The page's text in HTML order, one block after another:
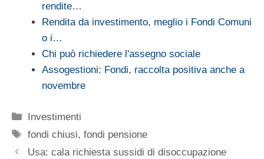
rendite…
Rendita da investimento, meglio i Fondi Comuni
o i…
Chi può richiedere l'assegno sociale
Assogestioni: Fondi, raccolta positiva anche a
novembre
Categorie
Investimenti
Tag
fondi chiusi,fondi pensione
Usa: cala richiesta sussidi di disoccupazione